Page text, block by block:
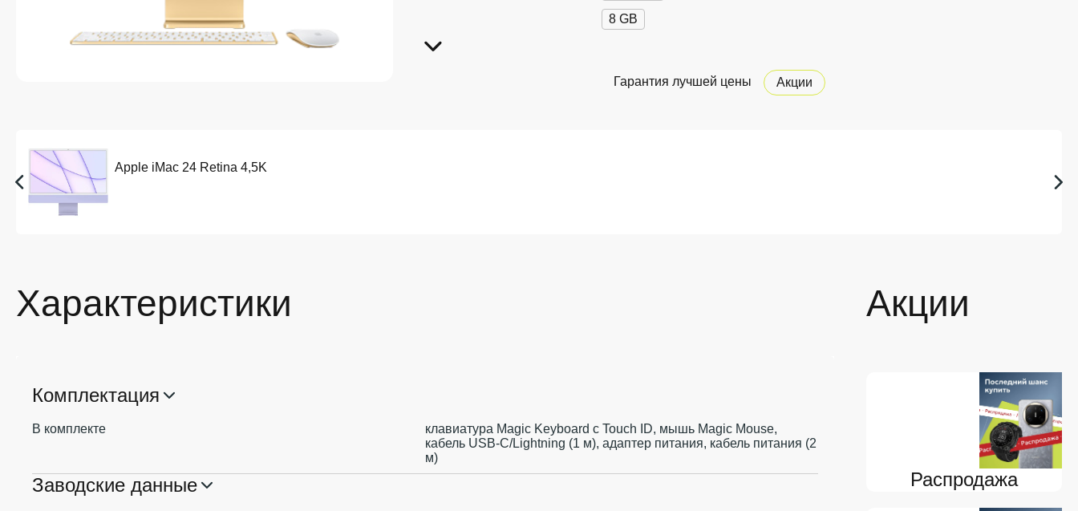
8 GB
Гарантия лучшей цены Акции
Apple iMac 24 Retina 4,5K
Акции
Распродажа
Характеристики
Комплектация
В комплекте
клавиатура Magic Keyboard с Touch ID, мышь Magic Mouse,
кабель USB-C/Lightning (1 м), адаптер питания, кабель питания (2
м)
Заводские данные